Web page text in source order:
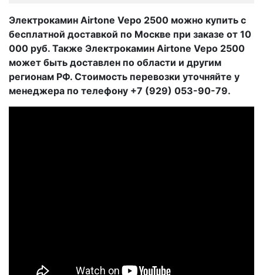
Электрокамин Airtone Vepo 2500 можно купить с
бесплатной доставкой по Москве при заказе от 10
000 руб. Также Электрокамин Airtone Vepo 2500
может быть доставлен по области и другим
регионам РФ. Стоимость перевозки уточняйте у
менеджера по телефону +7 (929) 053-90-79.